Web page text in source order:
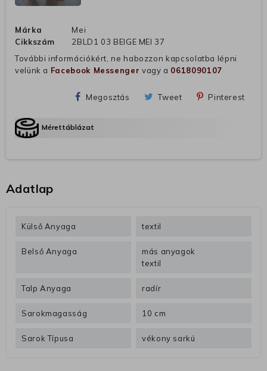
Márka
Mei
Cikkszám
2BLD1 03 BEIGE MEI 37
További információkért, ne habozzon kapcsolatba lépni
velünk a Facebook Messenger vagy a 0618090107
Megosztás Tweet Pinterest
Mérettáblázat
Adatlap
Külső Anyaga textil
Belső Anyaga
más anyagok
textil
Talp Anyaga radír
Sarokmagasság 10 cm
Sarok Típusa vékony sarkú